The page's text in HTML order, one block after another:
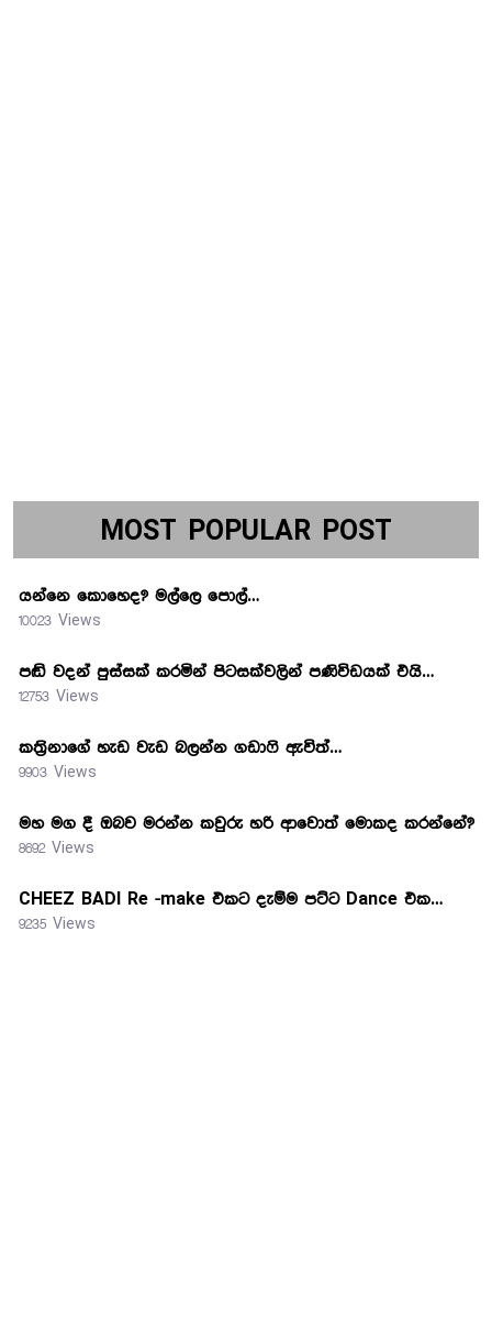
MOST POPULAR POST
යන්නෙ කොහෙද? මල්ලෙ පොල්…
10023 Views
පඬි වදන් පුස්සක් කරමින් පිටසක්වලින් පණිවිඩයක් එයි…
12753 Views
කත්‍රිනාගේ හැඩ වැඩ බලන්න ගඩාෆි ඇවිත්…
9903 Views
මහ මග දී ඔබව මරන්න කවුරු හරි ආවොත් මොකද කරන්නේ?
8692 Views
CHEEZ BADI Re -make එකට දැම්ම පට්ට Dance එක…
9235 Views